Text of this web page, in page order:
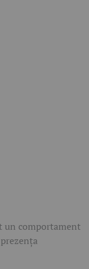
un comportament